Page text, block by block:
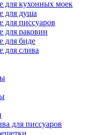
для кухонных моек
для душа
писсуаров
раковин
для биде
слива
для писсуаров